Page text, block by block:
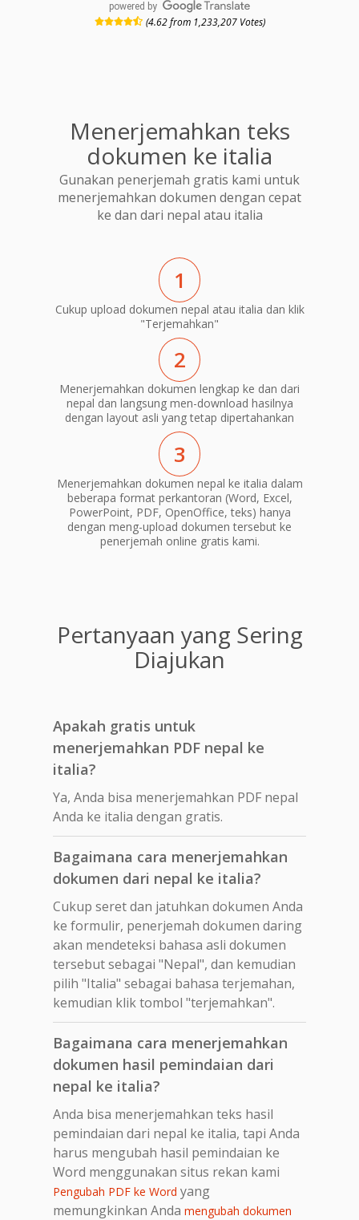
powered by
(4.62 from 1,233,207 Votes)
Menerjemahkan teks
dokumen ke italia
Gunakan penerjemah gratis kami untuk
menerjemahkan dokumen dengan cepat
ke dan dari nepal atau italia
1
Cukup upload dokumen nepal atau italia dan klik
"Terjemahkan"
2
Menerjemahkan dokumen lengkap ke dan dari
nepal dan langsung men-download hasilnya
dengan layout asli yang tetap dipertahankan
3
Menerjemahkan dokumen nepal ke italia dalam
beberapa format perkantoran (Word, Excel,
PowerPoint, PDF, OpenOffice, teks) hanya
dengan meng-upload dokumen tersebut ke
penerjemah online gratis kami.
Pertanyaan yang Sering
Diajukan
Apakah gratis untuk
menerjemahkan PDF nepal ke
italia?
Ya, Anda bisa menerjemahkan PDF nepal
Anda ke italia dengan gratis.
Bagaimana cara menerjemahkan
dokumen dari nepal ke italia?
Cukup seret dan jatuhkan dokumen Anda
ke formulir, penerjemah dokumen daring
akan mendeteksi bahasa asli dokumen
tersebut sebagai "Nepal", dan kemudian
pilih "Italia" sebagai bahasa terjemahan,
kemudian klik tombol "terjemahkan".
Bagaimana cara menerjemahkan
dokumen hasil pemindaian dari
nepal ke italia?
Anda bisa menerjemahkan teks hasil
pemindaian dari nepal ke italia, tapi Anda
harus mengubah hasil pemindaian ke
Word menggunakan situs rekan kami
Pengubah PDF ke Word yang
memungkinkan Anda mengubah dokumen